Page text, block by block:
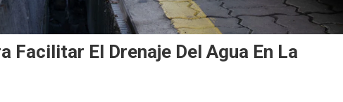
Facilitar El Drenaje Del Agua En La